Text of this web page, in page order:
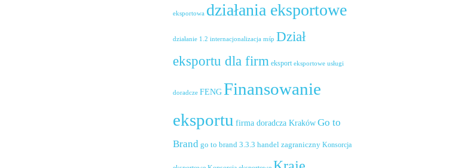
eksportowa działania eksportowe
działanie 1.2 internacjonalizacja mśp Dział
eksportu dla firm eksport eksportowe usługi
doradcze FENG Finansowanie
eksportu firma doradcza KrakówGo to
Brand go to brand 3.3.3 handel zagraniczny Konsorcja